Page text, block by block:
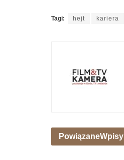
Tagi: hejt kariera
PowiązaneWpisy